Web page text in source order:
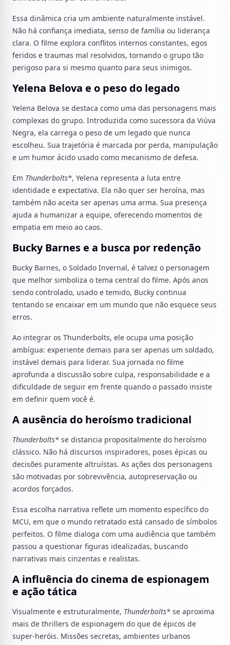
Essa dinâmica cria um ambiente naturalmente instável.
Não há confiança imediata, senso de família ou liderança
clara. O filme explora conflitos internos constantes, egos
feridos e traumas mal resolvidos, tornando o grupo tão
perigoso para si mesmo quanto para seus inimigos.
Yelena Belova e o peso do legado
Yelena Belova se destaca como uma das personagens mais
complexas do grupo. Introduzida como sucessora da Viúva
Negra, ela carrega o peso de um legado que nunca
escolheu. Sua trajetória é marcada por perda, manipulação
e um humor ácido usado como mecanismo de defesa.
Em Thunderbolts*, Yelena representa a luta entre
identidade e expectativa. Ela não quer ser heroína, mas
também não aceita ser apenas uma arma. Sua presença
ajuda a humanizar a equipe, oferecendo momentos de
empatia em meio ao caos.
Bucky Barnes e a busca por redenção
Bucky Barnes, o Soldado Invernal, é talvez o personagem
que melhor simboliza o tema central do filme. Após anos
sendo controlado, usado e temido, Bucky continua
tentando se encaixar em um mundo que não esquece seus
erros.
Ao integrar os Thunderbolts, ele ocupa uma posição
ambígua: experiente demais para ser apenas um soldado,
instável demais para liderar. Sua jornada no filme
aprofunda a discussão sobre culpa, responsabilidade e a
dificuldade de seguir em frente quando o passado insiste
em definir quem você é.
A ausência do heroísmo tradicional
Thunderbolts* se distancia propositalmente do heroísmo
clássico. Não há discursos inspiradores, poses épicas ou
decisões puramente altruístas. As ações dos personagens
são motivadas por sobrevivência, autopreservação ou
acordos forçados.
Essa escolha narrativa reflete um momento específico do
MCU, em que o mundo retratado está cansado de símbolos
perfeitos. O filme dialoga com uma audiência que também
passou a questionar figuras idealizadas, buscando
narrativas mais cinzentas e realistas.
A influência do cinema de espionagem
e ação tática
Visualmente e estruturalmente, Thunderbolts* se aproxima
mais de thrillers de espionagem do que de épicos de
super-heróis. Missões secretas, ambientes urbanos